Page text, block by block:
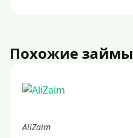
Похожие займы
AliZaim